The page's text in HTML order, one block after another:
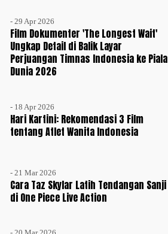
- 29 Apr 2026
Film Dokumenter 'The Longest Wait'
Ungkap Detail di Balik Layar
Perjuangan Timnas Indonesia ke Piala
Dunia 2026
- 18 Apr 2026
Hari Kartini: Rekomendasi 3 Film
tentang Atlet Wanita Indonesia
- 21 Mar 2026
Cara Taz Skylar Latih Tendangan Sanji
di One Piece Live Action
SPECIAL
Video